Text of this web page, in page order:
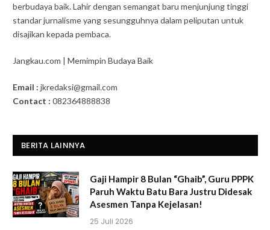
berbudaya baik. Lahir dengan semangat baru menjunjung tinggi
standar jurnalisme yang sesungguhnya dalam peliputan untuk
disajikan kepada pembaca.
Jangkau.com | Memimpin Budaya Baik
Email : jkredaksi@gmail.com
Contact : 082364888838
BERITA LAINNYA
Gaji Hampir 8 Bulan “Ghaib”, Guru PPPK
Paruh Waktu Batu Bara Justru Didesak
Asesmen Tanpa Kejelasan!
25 Juli 2026